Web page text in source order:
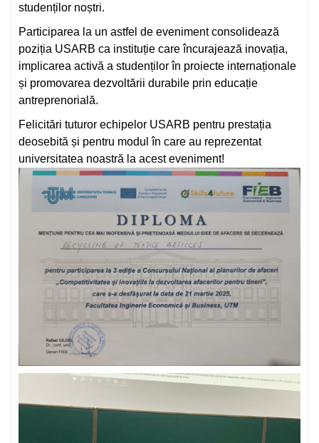
studenților noștri.
Participarea la un astfel de eveniment consolidează
poziția USARB ca instituție care încurajează inovația,
implicarea activă a studenților în proiecte internaționale
și promovarea dezvoltării durabile prin educație
antreprenorială.
Felicitări tuturor echipelor USARB pentru prestația
deosebită și pentru modul în care au reprezentat
universitatea noastră la acest eveniment!